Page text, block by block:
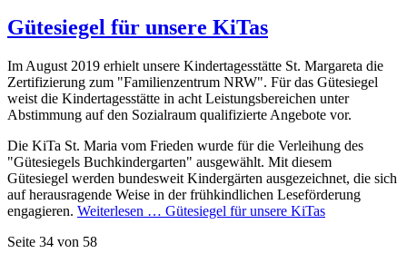
Gütesiegel für unsere KiTas
Im August 2019 erhielt unsere Kindertagesstätte St. Margareta die
Zertifizierung zum "Familienzentrum NRW". Für das Gütesiegel
weist die Kindertagesstätte in acht Leistungsbereichen unter
Abstimmung auf den Sozialraum qualifizierte Angebote vor.
Die KiTa St. Maria vom Frieden wurde für die Verleihung des
"Gütesiegels Buchkindergarten" ausgewählt. Mit diesem
Gütesiegel werden bundesweit Kindergärten ausgezeichnet, die sich
auf herausragende Weise in der frühkindlichen Leseförderung
engagieren. Weiterlesen … Gütesiegel für unsere KiTas
Seite 34 von 58